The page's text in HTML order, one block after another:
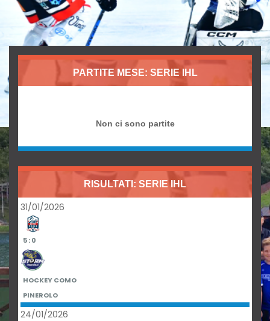
PARTITE MESE: SERIE IHL
Non ci sono partite
RISULTATI: SERIE IHL
31/01/2026
5 : 0
HOCKEY COMO
PINEROLO
24/01/2026